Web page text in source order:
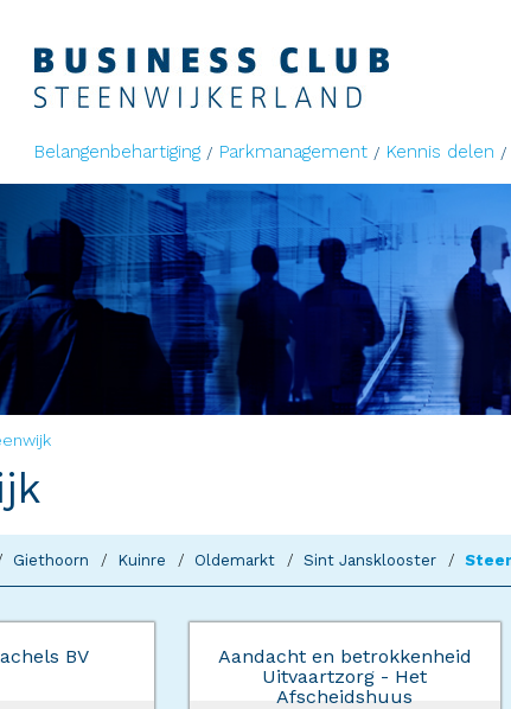
Belangenbehartiging Parkmanagement Kennis delen
Giethoorn Kuinre Oldemarkt Sint Jansklooster
BV
Aandacht en betrokkenheid
Uitvaartzorg - Het
Afscheidshuus